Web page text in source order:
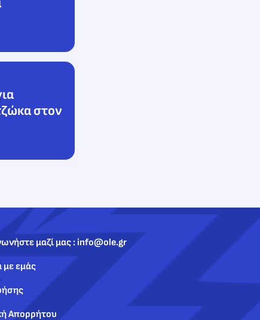
στον
μαζί μας : info@ole.gr
με εμάς
Απορρήτου